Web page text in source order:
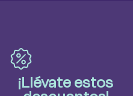
¡Llévate estos